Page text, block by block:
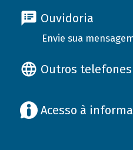
Ouvidoria
Envie sua
Outros
Acesso à